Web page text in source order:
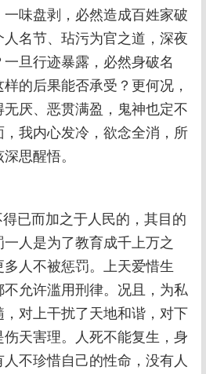
味盘剥，必然造成百姓家破
名节、玷污为官之道，深夜
旦行迹暴露，必然身破名
的后果能否承受？更何况，
厌、恶贯满盈，鬼神也定不
我内心发冷，欲念全消，所
思醒悟。
已而加之于人民的，其目的
人是为了教育成千上万之
人不被惩罚。上天爱惜生
允许滥用刑律。况且，为私
对上干扰了天地和谐，对下
天害理。人死不能复生，身
不珍惜自己的性命，没有人